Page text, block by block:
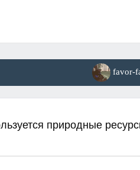
favor-
природные